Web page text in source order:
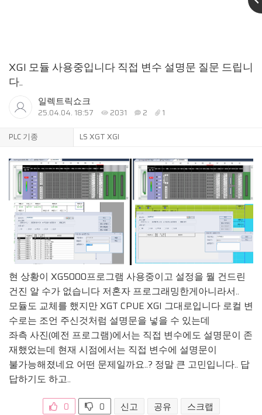
XGI 모듈 사용중입니다 직접 변수 설명문 질문 드립니
다..
일렉트릭쇼크
25.04.04. 18:57 2031 2 1
PLC 기종 LS XGT XGI
현 상황이 XG5000프로그램 사용중이고 설정을 뭘 건드린
건진 알 수가 없습니다 저혼자 프로그래밍한게아니라서..
모듈도 교체를 했지만 XGT CPUE XGI 그대로입니다 로컬 변
수로는 조언 주신것처럼 설명문을 넣을 수 있는데
좌측 사진(예전 프로그램)에서는 직접 변수에도 설명문이 존
재했었는데 현재 시점에서는 직접 변수에 설명문이
불가능해졌네요 어떤 문제일까요..? 정말 큰 고민입니다.. 답
답하기도 하고..
0 0 신고 공유 스크랩